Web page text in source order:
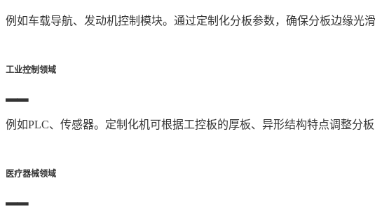
例如车载导航、发动机控制模块。通过定制化分板参数，确保分板边缘光
工业控制领域
▂▂
例如PLC、传感器。定制化机可根据工控板的厚板、异形结构特点调整分
医疗器械领域
▂▂